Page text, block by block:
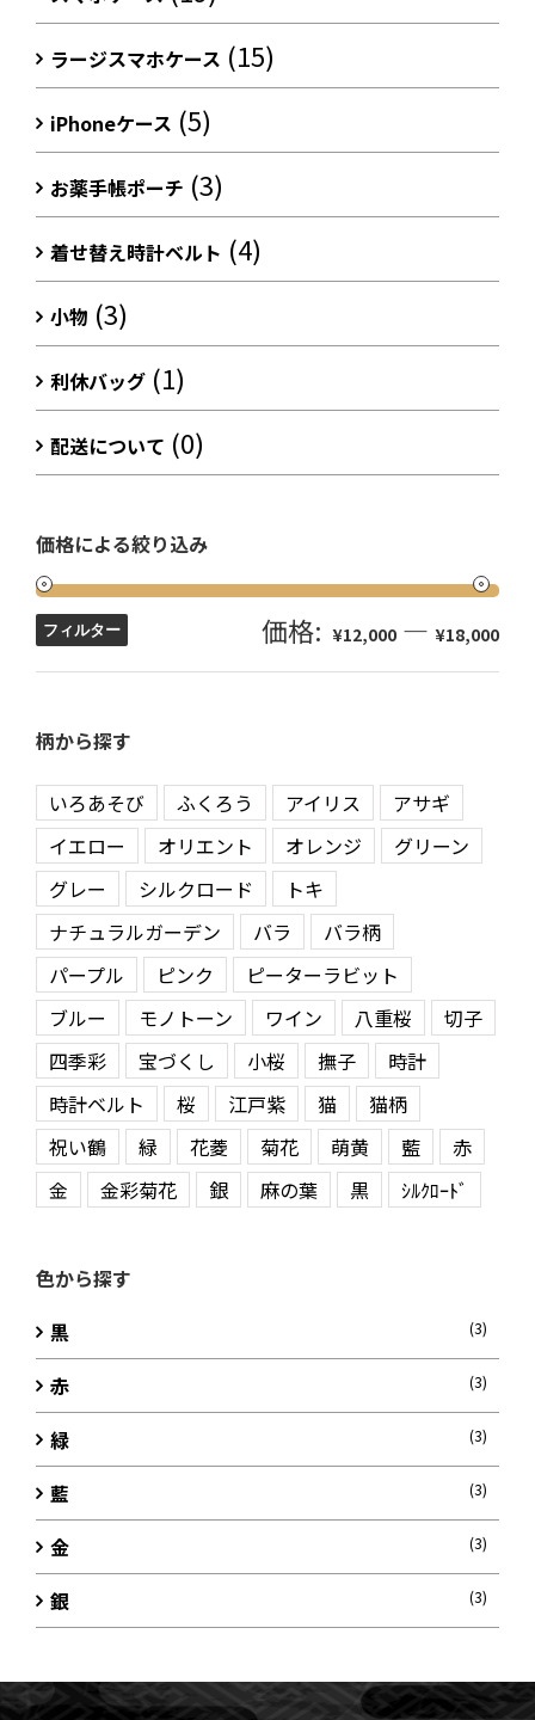
ラージスマホケース (15)
iPhoneケース (5)
お薬手帳ポーチ (3)
着せ替え時計ベルト (4)
小物 (3)
利休バッグ (1)
配送について (0)
価格による絞り込み
フィルター 価格: ¥12,000 — ¥18,000
柄から探す
いろあそび ふくろう アイリス
アサギ
イエロー
オリエント オレンジ
グリーン
グレー
シルクロード
トキ
ナチュラルガーデン
バラ
バラ柄
パープル
ピンク
ピーターラビット
ブルー
モノトーン ワイン 八重桜
切子
四季彩
宝づくし 小桜 撫子
時計
時計ベルト
桜 江戸紫 猫
猫柄
祝い鶴
緑 花菱 菊花 萌黄 藍
赤
金
金彩菊花 銀 麻の葉 黒 ｼﾙｸﾛｰﾄﾞ
色から探す
黒
(3)
赤 (3)
緑 (3)
藍 (3)
金 (3)
銀 (3)